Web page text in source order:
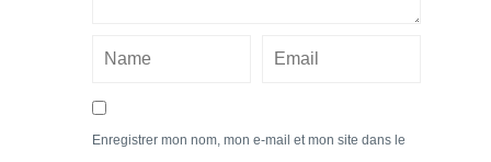
Enregistrer mon nom, mon e-mail et mon site dans le